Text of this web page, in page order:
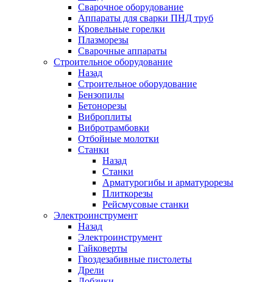
Сварочное оборудование
Аппараты для сварки ПНД труб
Кровельные горелки
Плазморезы
Сварочные аппараты
Строительное оборудование
Назад
Строительное оборудование
Бензопилы
Бетонорезы
Виброплиты
Вибротрамбовки
Отбойные молотки
Станки
Назад
Станки
Арматурогибы и арматурорезы
Плиткорезы
Рейсмусовые станки
Электроинструмент
Назад
Электроинструмент
Гайковерты
Гвоздезабивные пистолеты
Дрели